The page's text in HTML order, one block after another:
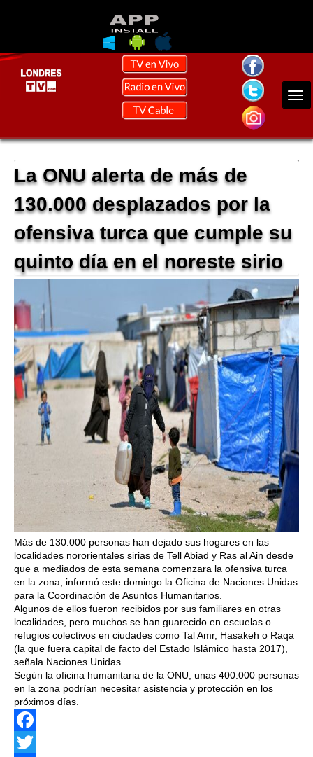
La ONU alerta de más de
130.000 desplazados por la
ofensiva turca que cumple su
quinto día en el noreste sirio
Más de 130.000 personas han dejado sus hogares en las
localidades nororientales sirias de Tell Abiad y Ras al Ain desde
que a mediados de esta semana comenzara la ofensiva turca
en la zona, informó este domingo la Oficina de Naciones Unidas
para la Coordinación de Asuntos Humanitarios.
Algunos de ellos fueron recibidos por sus familiares en otras
localidades, pero muchos se han guarecido en escuelas o
refugios colectivos en ciudades como Tal Amr, Hasakeh o Raqa
(la que fuera capital de facto del Estado Islámico hasta 2017),
señala Naciones Unidas.
Según la oficina humanitaria de la ONU, unas 400.000 personas
en la zona podrían necesitar asistencia y protección en los
próximos días.
Facebook